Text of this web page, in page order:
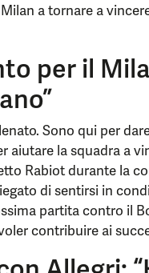
a tornare a
per il
Sono qui per
aiutare la squadra a
Rabiot durante la
di sentirsi in
partita contro il
contribuire ai